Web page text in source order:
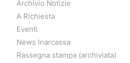
Archivio Notizie
A Richiesta
Eventi
News Inarcassa
Rassegna stampa (archiviata)